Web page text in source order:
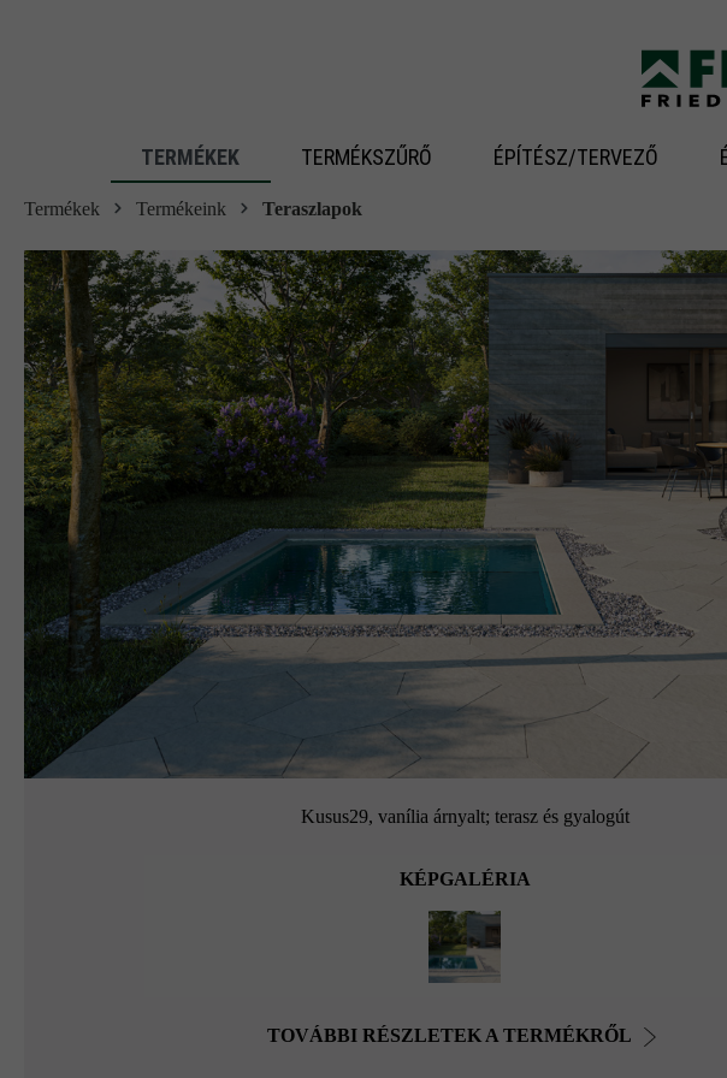
TERMÉKEK TERMÉKSZŰRŐ ÉPÍTÉSZ/TERVEZŐ
Termékek Termékeink Teraszlapok
Kusus29, vanília árnyalt; terasz és gyalogút
KÉPGALÉRIA
TOVÁBBI RÉSZLETEK A TERMÉKRŐL